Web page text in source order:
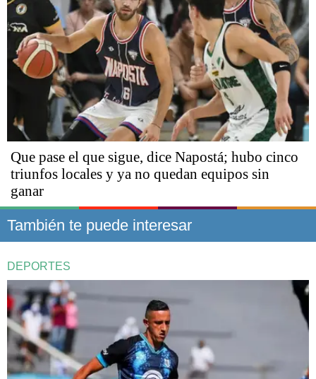
Que pase el que sigue, dice Napostá; hubo cinco
triunfos locales y ya no quedan equipos sin
ganar
También te puede interesar
DEPORTES